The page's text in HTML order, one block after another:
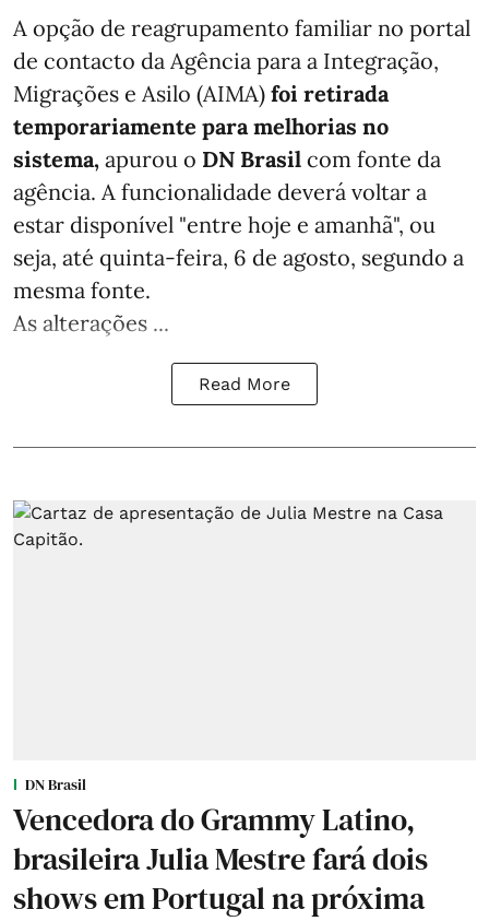
A opção de reagrupamento familiar no portal
de contacto da Agência para a Integração,
Migrações e Asilo (AIMA) foi retirada
temporariamente para melhorias no
sistema, apurou o DN Brasil com fonte da
agência. A funcionalidade deverá voltar a
estar disponível "entre hoje e amanhã", ou
seja, até quinta-feira, 6 de agosto, segundo a
mesma fonte.
As alterações ...
Read More
DN Brasil
Vencedora do Grammy Latino,
brasileira Julia Mestre fará dois
shows em Portugal na próxima